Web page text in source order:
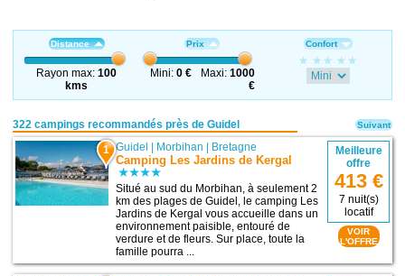
Distance
Rayon max:100
kms
Prix
Mini: 0 € Maxi:1000
€
Confort
322 campings recommandés près de Guidel
1 Guidel | Morbihan | Bretagne
Camping Les Jardins de Kergal
Situé au sud du Morbihan, à seulement 2
km des plages de Guidel, le camping Les
Jardins de Kergal vous accueille dans un
environnement paisible, entouré de
verdure et de fleurs. Sur place, toute la
famille pourra ...
Meilleure
offre
413 €
7 nuit(s)
locatif
VOIR
L'OFFRE
Suivant